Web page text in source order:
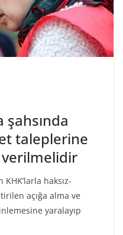
şahsında
taleplerine
haksız-
açığa alma ve
yaralayıp